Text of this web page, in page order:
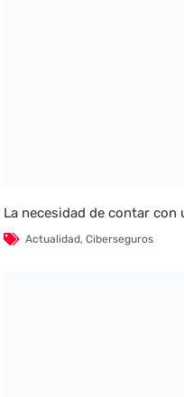
La necesidad de contar con
Actualidad,Ciberseguros